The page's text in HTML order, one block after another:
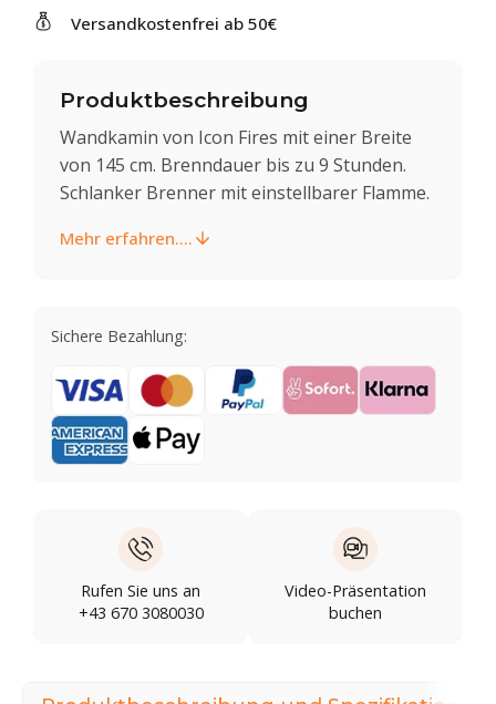
Versandkostenfrei ab 50€
Produktbeschreibung
Wandkamin von Icon Fires mit einer Breite
von 145 cm. Brenndauer bis zu 9 Stunden.
Schlanker Brenner mit einstellbarer Flamme.
Mehr erfahren....
Sichere Bezahlung:
Rufen Sie uns an
+43 670 3080030
Video-Präsentation
buchen